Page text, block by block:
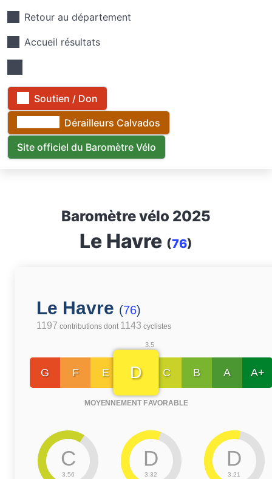
Retour au département
Accueil résultats
Soutien / Don
Dérailleurs Calvados
Site officiel du Baromètre Vélo
Baromètre vélo 2025
Le Havre (76)
Le Havre (76)
1197 contributions dont 1143 cyclistes
G F E
3.5
D
MOYENNEMENT FAVORABLE
C B A A+
C
3.56
D
3.32
D
3.21